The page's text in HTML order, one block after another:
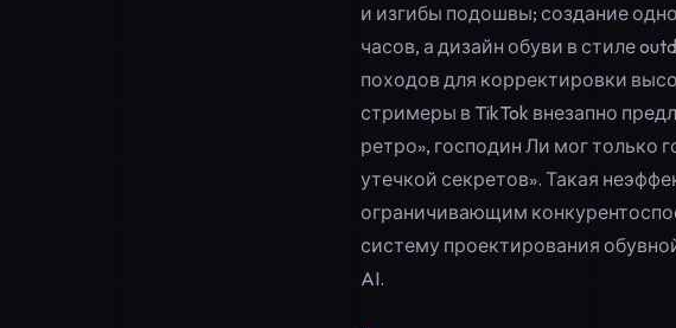
и изгибы подошвы; создание
часов, а дизайн обуви в стиле
походов для корректировки
стримеры в TikTok внезапно
ретро», господин Ли мог только
утечкой секретов». Такая
ограничивающим
систему проектирования
AI.